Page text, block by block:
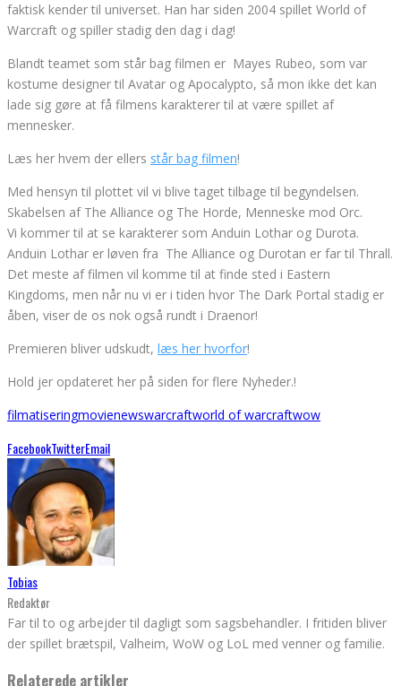
faktisk kender til universet. Han har siden 2004 spillet World of
Warcraft og spiller stadig den dag i dag!
Blandt teamet som står bag filmen er Mayes Rubeo, som var
kostume designer til Avatar og Apocalypto, så mon ikke det kan
lade sig gøre at få filmens karakterer til at være spillet af
mennesker.
Læs her hvem der ellers står bag filmen!
Med hensyn til plottet vil vi blive taget tilbage til begyndelsen.
Skabelsen af The Alliance og The Horde, Menneske mod Orc.
Vi kommer til at se karakterer som Anduin Lothar og Durota.
Anduin Lothar er løven fra The Alliance og Durotan er far til Thrall.
Det meste af filmen vil komme til at finde sted i Eastern
Kingdoms, men når nu vi er i tiden hvor The Dark Portal stadig er
åben, viser de os nok også rundt i Draenor!
Premieren bliver udskudt, læs her hvorfor!
Hold jer opdateret her på siden for flere Nyheder.!
filmatiseringmovienewswarcraftworld of warcraftwow
FacebookTwitterEmail
Tobias
Redaktør
Far til to og arbejder til dagligt som sagsbehandler. I fritiden bliver
der spillet brætspil, Valheim, WoW og LoL med venner og familie.
Relaterede artikler